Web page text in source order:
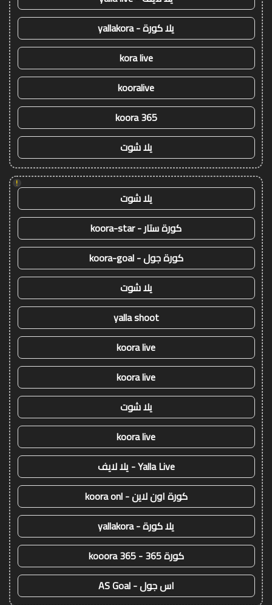
يلا كورة - yallakora
kora live
kooralive
koora 365
يلا شوت
!
يلا شوت
كورة ستار - koora-star
كورة جول - koora-goal
يلا شوت
yalla shoot
koora live
koora live
يلا شوت
koora live
Yalla Live - يلا لايف
كورة اون لاين - koora onl
يلا كورة - yallakora
كورة 365 - kooora 365
اس جول - AS Goal